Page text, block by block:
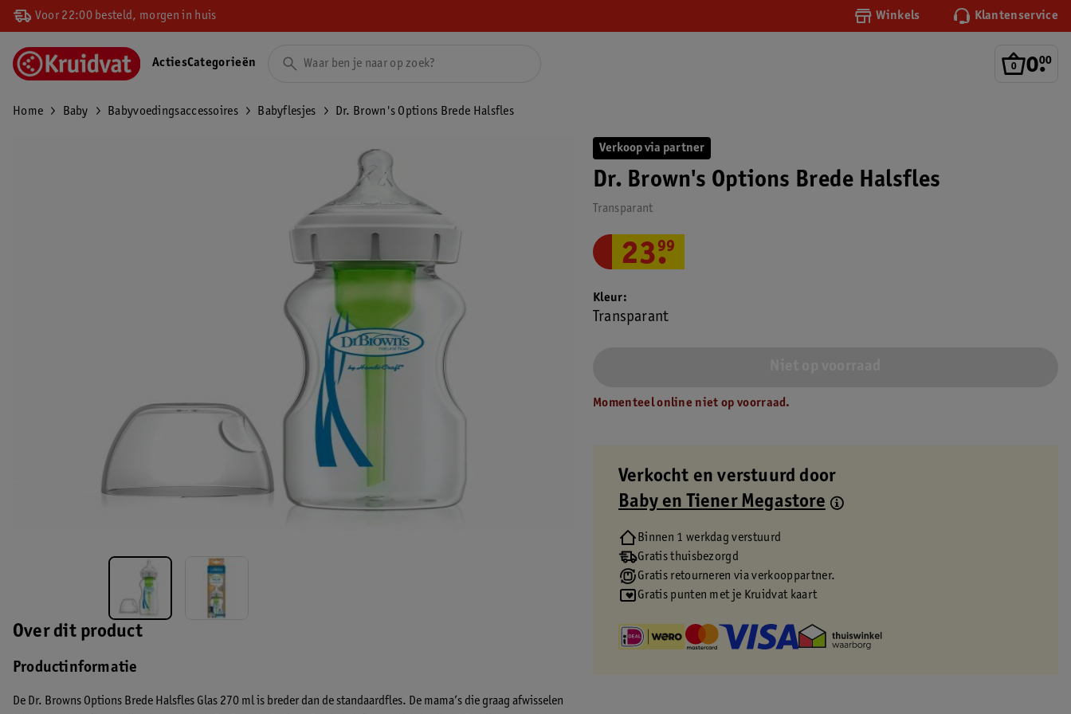
Voor 22:00 besteld, morgen in huis Winkels Klantenservice
0.
00
ActiesCategorieën
Home Baby Babyvoedingsaccessoires Babyflesjes Dr. Brown's Options Brede Halsfles
Over dit product
Productinformatie
De Dr. Browns Options Brede Halsfles Glas 270 ml is breder dan de standaardfles. De mama’s die graag afwisselen
Verkoop via partner
Dr. Brown's Options Brede Halsfles
Transparant
23.
99
Kleur
Transparant
Momenteel online niet op voorraad.
Verkocht en verstuurd door
Baby en Tiener Megastore
Binnen 1 werkdag verstuurd
Gratis thuisbezorgd
Gratis retourneren via verkooppartner.
Gratis punten met je Kruidvat kaart